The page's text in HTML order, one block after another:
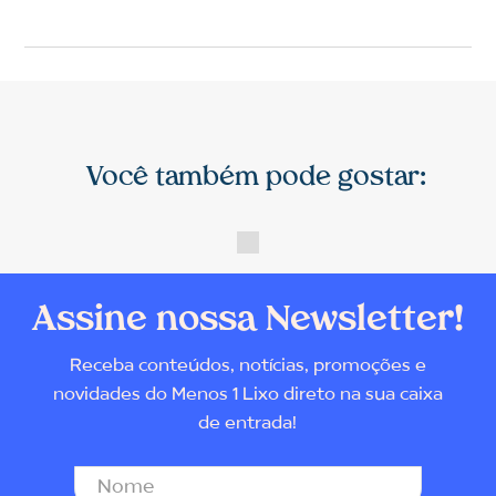
Você também pode gostar:
Assine nossa Newsletter!
Receba conteúdos, notícias, promoções e
novidades do Menos 1 Lixo direto na sua caixa
de entrada!